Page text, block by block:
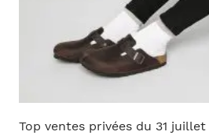
Top ventes privées du 31